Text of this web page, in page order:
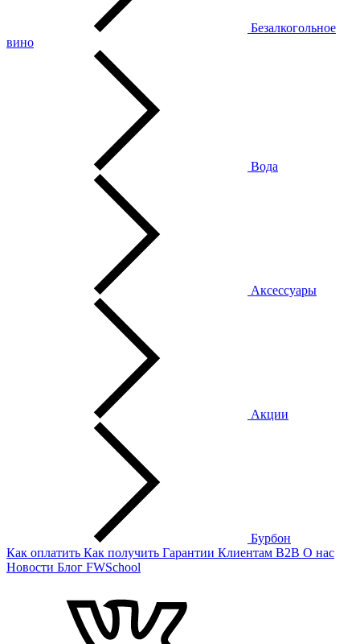
Безалкогольное
вино
Вода
Аксессуары
Акции
Бурбон
Как оплатить Как получить Гарантии Клиентам B2B О нас
Новости Блог FWSchool